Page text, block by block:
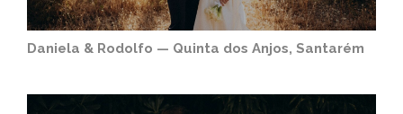
Daniela & Rodolfo — Quinta dos Anjos, Santarém